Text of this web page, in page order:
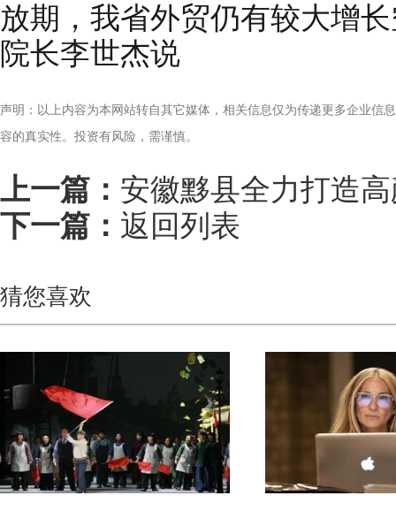
放期，我省外贸仍有较大增
院长李世杰说
声明：以上内容为本网站转自其它媒体，相关信息仅为传递更多企业信
容的真实性。投资有风险，需谨慎。
上一篇： 安徽黟县全力打造
下一篇： 返回列表
猜您喜欢